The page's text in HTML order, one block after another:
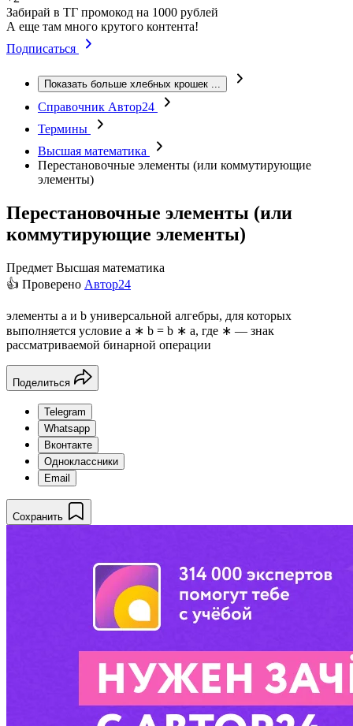
Забирай в ТГ промокод на 1000 рублей
А еще там много крутого контента!
Подписаться
Показать больше хлебных крошек ...
Справочник Автор24
Термины
Высшая математика
Перестановочные элементы (или коммутирующие
элементы)
Перестановочные элементы (или
коммутирующие элементы)
Предмет Высшая математика
👍 Проверено Автор24
элементы a и b универсальной алгебры, для которых
выполняется условие a ∗ b = b ∗ a, где ∗ — знак
рассматриваемой бинарной операции
Поделиться
Telegram
Whatsapp
Вконтакте
Одноклассники
Email
Сохранить